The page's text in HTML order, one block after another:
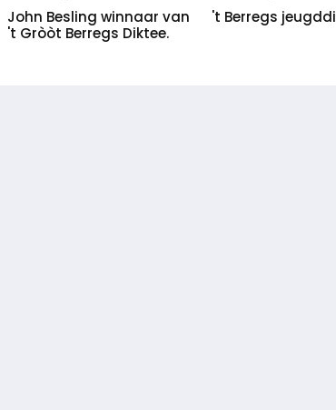
John Besling winnaar van
't Gròòt Berregs Diktee.
't Berregs